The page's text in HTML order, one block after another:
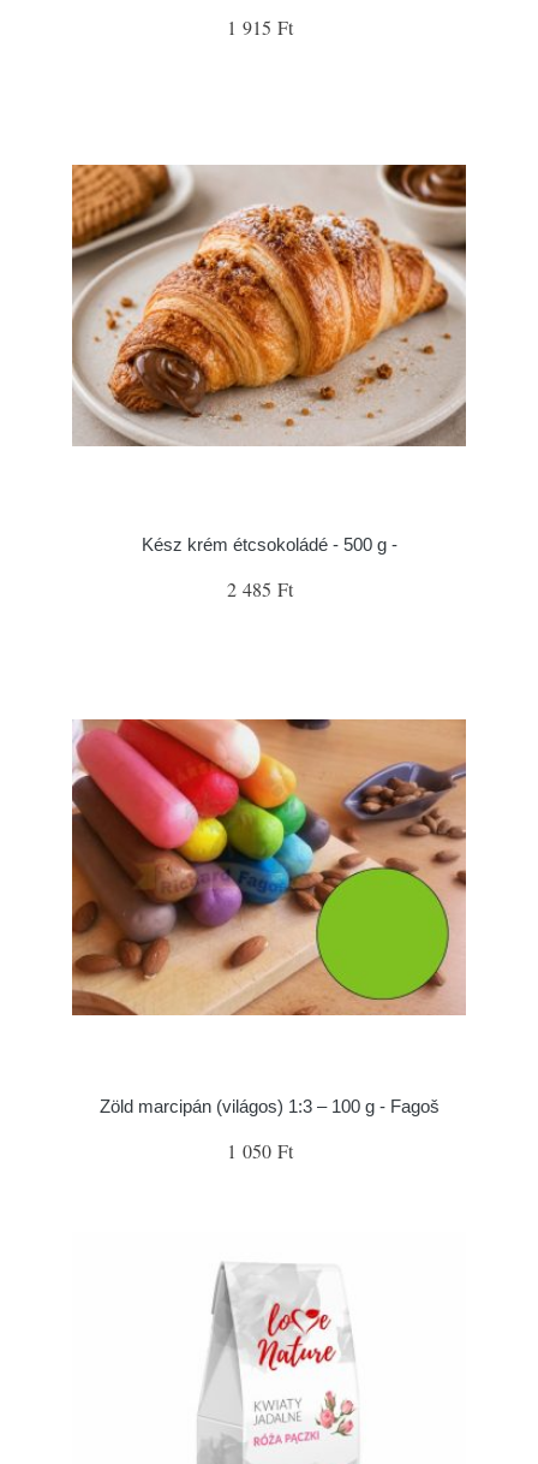
1 915 Ft
Kész krém étcsokoládé - 500 g -
2 485 Ft
Zöld marcipán (világos) 1:3 – 100 g - Fagoš
1 050 Ft